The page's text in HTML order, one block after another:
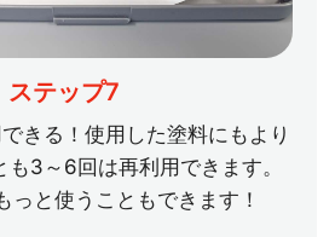
ステップ7
きる！使用した塗料にもより
も3～6回は再利用できます。
っと使うこともできます！